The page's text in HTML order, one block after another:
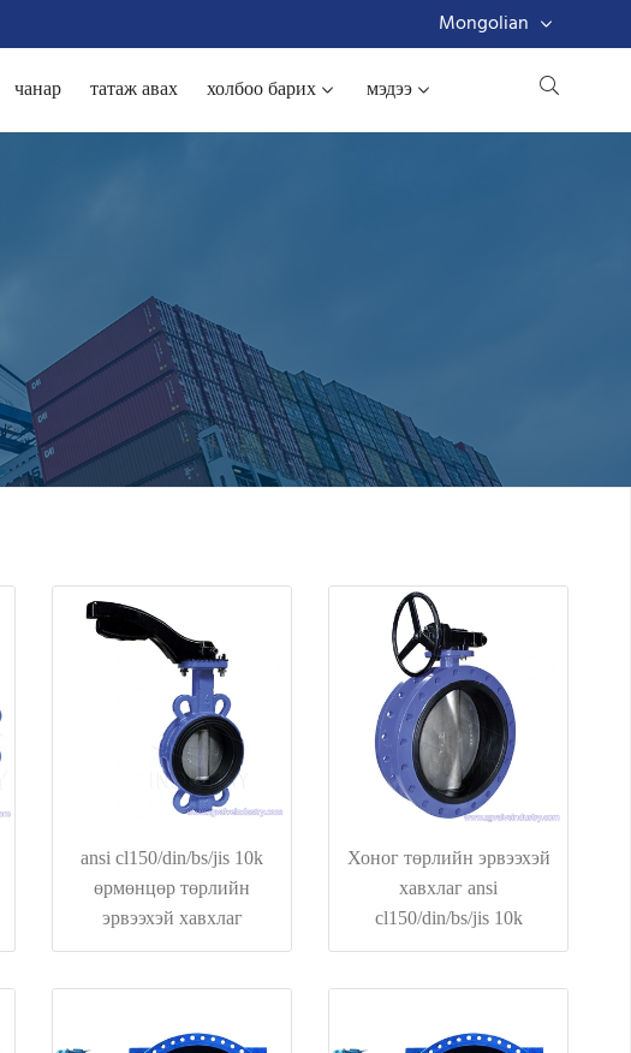
Mongolian
чанар татаж авах холбоо барих мэдээ
ansi cl150/din/bs/jis 10k
өрмөнцөр төрлийн
эрвээхэй хавхлаг
Хоног төрлийн эрвээхэй
хавхлаг ansi
cl150/din/bs/jis 10k